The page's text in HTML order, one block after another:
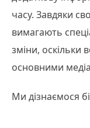
часу. Завдяки
вимагають
зміни, оскільки
основними
Ми дізнаємося